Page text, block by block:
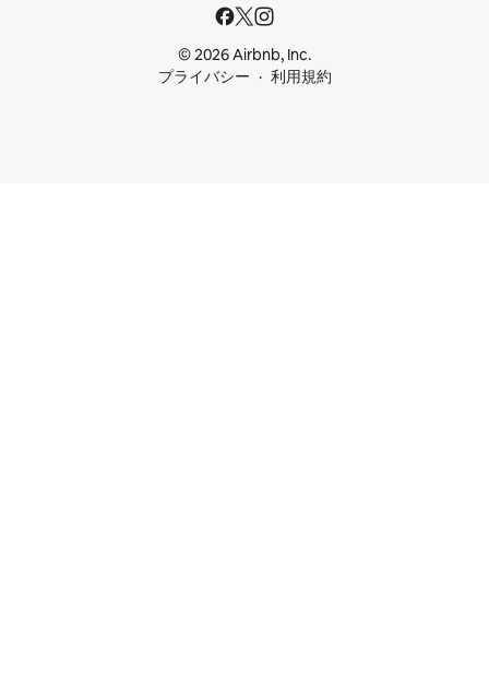
© 2026 Airbnb, Inc.
プライバシー
利用規約